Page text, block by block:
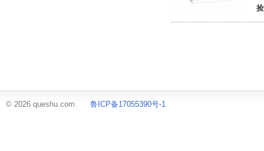
© 2026 queshu.com 鲁ICP备17055390号-1